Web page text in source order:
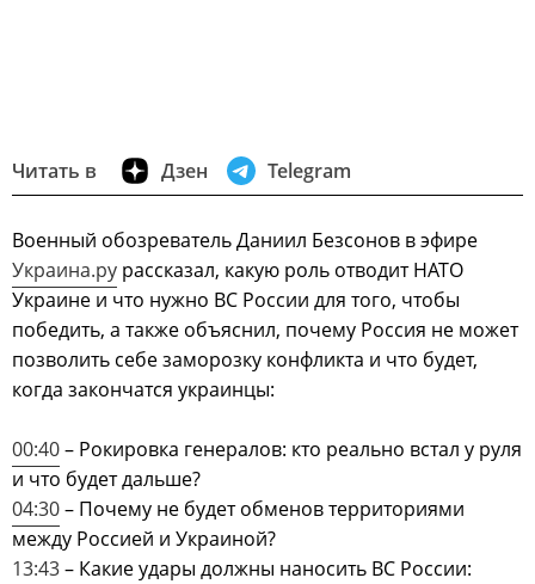
Читать в Дзен Telegram
Военный обозреватель Даниил Безсонов в эфире
Украина.ру рассказал, какую роль отводит НАТО
Украине и что нужно ВС России для того, чтобы
победить, а также объяснил, почему Россия не может
позволить себе заморозку конфликта и что будет,
когда закончатся украинцы:
00:40– Рокировка генералов: кто реально встал у руля
и что будет дальше?
04:30– Почему не будет обменов территориями
между Россией и Украиной?
13:43– Какие удары должны наносить ВС России: